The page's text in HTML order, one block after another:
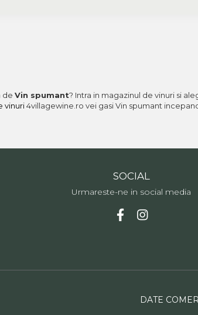
de Vin spumant? Intra in magazinul de vinuri si
vinuri4villagewine.ro vei gasi Vin spumant
SOCIAL
Urmareste-ne in social media
DATE